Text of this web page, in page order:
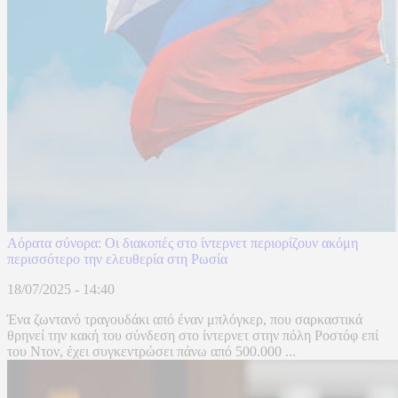
Αόρατα σύνορα: Οι διακοπές στο ίντερνετ περιορίζουν ακόμη
περισσότερο την ελευθερία στη Ρωσία
18/07/2025 - 14:40
Ένα ζωντανό τραγουδάκι από έναν μπλόγκερ, που σαρκαστικά
θρηνεί την κακή του σύνδεση στο ίντερνετ στην πόλη Ροστόφ επί
του Ντον, έχει συγκεντρώσει πάνω από 500.000 ...